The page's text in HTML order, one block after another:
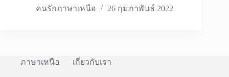
คนรักภาษาเหนือ
26 กุมภาพันธ์ 2022
ภาษาเหนือ เกี่ยวกับเรา